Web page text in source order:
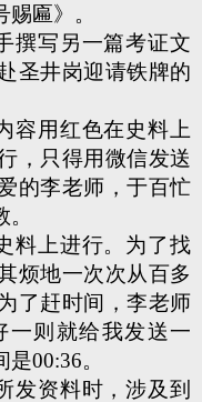
匾》。
撰写另一篇考证文
圣井岗迎请铁牌的
容用红色在史料上
，只得用微信发送
的李老师，于百忙
料上进行。为了找
烦地一次次从百多
了赶时间，李老师
一则就给我发送一
00:36。
发资料时，涉及到